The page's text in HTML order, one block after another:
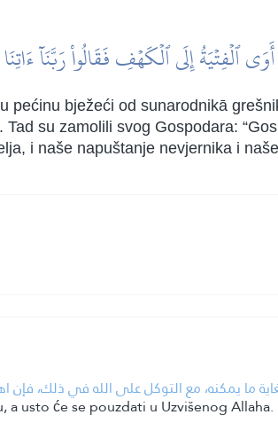
ٱلۡفِتۡيَةُ إِلَى ٱلۡكَهۡفِ فَقَالُواْ رَبَّنَآ
bježeći od sunarodnikā
su zamolili svog Gospodara:
i naše napuštanje nevjernika i
ما يمكنه، مع التوكل على الله في ذلك، فإن
usto će se pouzdati u Uzvišenog